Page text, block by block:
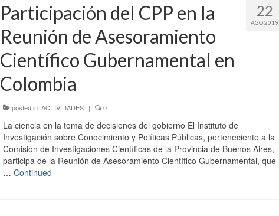
22
AGO 2019
Participación del CPP en la
Reunión de Asesoramiento
Científico Gubernamental en
Colombia
posted in: ACTIVIDADES | 0
La ciencia en la toma de decisiones del gobierno El Instituto de
Investigación sobre Conocimiento y Políticas Públicas, perteneciente a la
Comisión de Investigaciones Científicas de la Provincia de Buenos Aires,
participa de la Reunión de Asesoramiento Científico Gubernamental, que
… Continued